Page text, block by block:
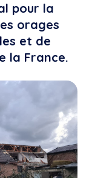
pour la
orages
et de
la France.